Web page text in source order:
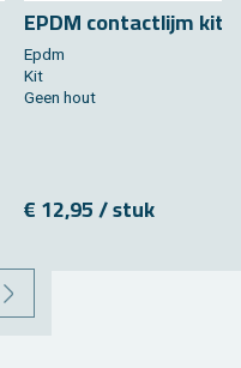
EPDM con­tact­lijm kit
Epdm
Kit
Geen hout
€ 12,95 / stuk
VOLGENDE